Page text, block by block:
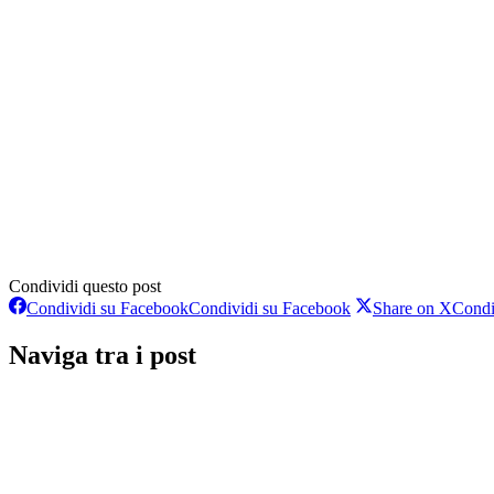
Condividi questo post
Condividi su FacebookCondividi su Facebook Share on X
Naviga tra i post